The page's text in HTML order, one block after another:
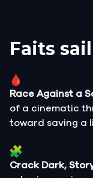
Faits
Race Against a
of a cinematic
toward saving a
Crack Dark,